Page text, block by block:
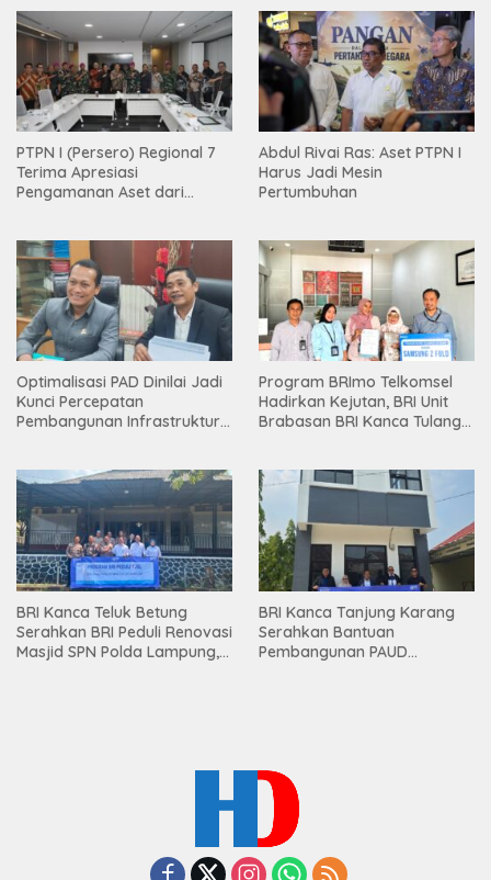
PTPN I (Persero) Regional 7
Terima Apresiasi
Pengamanan Aset dari
Abdul Rivai Ras: Aset PTPN I
Harus Jadi Mesin
Pertumbuhan
Optimalisasi PAD Dinilai Jadi
Kunci Percepatan
Pembangunan Infrastruktur
Program BRImo Telkomsel
Hadirkan Kejutan, BRI Unit
Brabasan BRI Kanca Tulang
Mesuji
BRI Kanca Teluk Betung
Serahkan BRI Peduli Renovasi
Masjid SPN Polda Lampung,
BRI Kanca Tanjung Karang
Serahkan Bantuan
Pembangunan PAUD